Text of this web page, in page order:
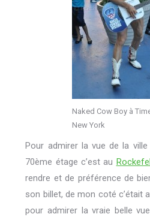
Naked Cow Boy à
New York
Pour admirer la vue de la
70ème étage c’est au
rendre et de préférence de
son billet, de mon coté c’était
pour admirer la vraie belle